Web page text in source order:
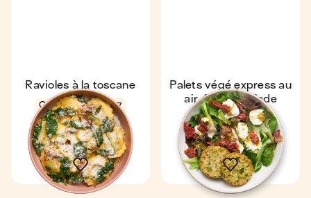
Ravioles à la toscane
Coup de ❤️
4,7
15 min
1
Palets végé express au
air-fryer & salade
Express
4,7
13 min
1